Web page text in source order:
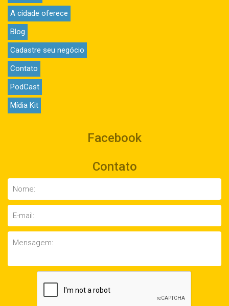
A cidade oferece
Blog
Cadastre seu negócio
Contato
PodCast
Mídia Kit
Facebook
Contato